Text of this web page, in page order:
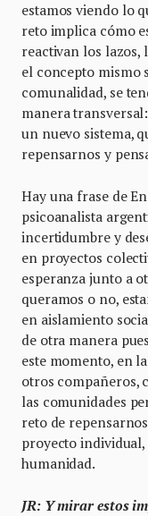
estamos viendo lo
reto implica cómo
reactivan los lazos,
el concepto mismo
comunalidad, se
manera
un nuevo sistema,
repensarnos y
Hay una frase de
psicoanalista
incertidumbre y
en proyectos
esperanza junto a
queramos o no,
en aislamiento
de otra manera
este momento, en
otros compañeros,
las comunidades
reto de
proyecto
humanidad.
JR: Y mirar estos